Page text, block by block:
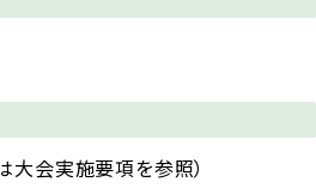
大会実施要項を参照）